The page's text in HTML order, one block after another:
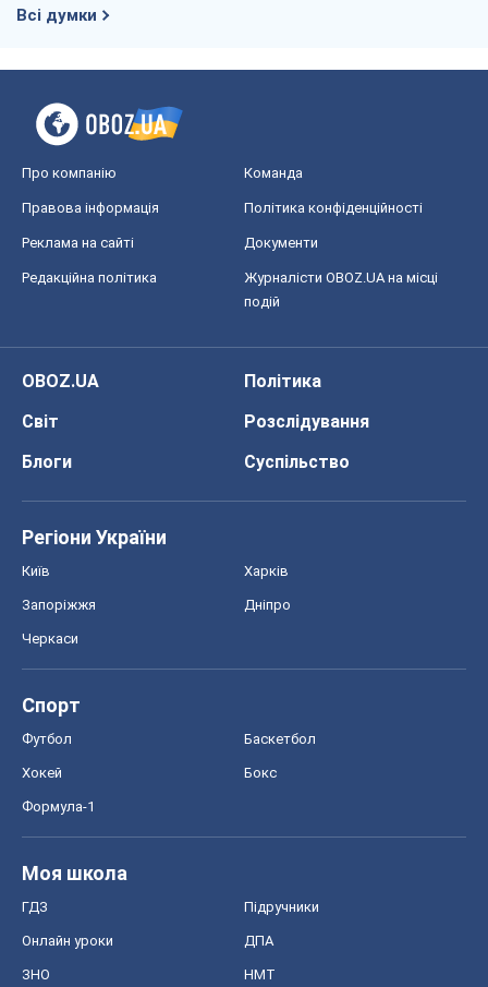
Всі думки
Про компанію Команда
Правова інформація Політика конфіденційності
Реклама на сайті Документи
Редакційна політика
Журналісти OBOZ.UA на місці
подій
OBOZ.UA
Політика
Світ
Розслідування
Блоги
Суспільство
Регіони України
Київ Харків
Запоріжжя Дніпро
Черкаси
Спорт
Футбол Баскетбол
Хокей Бокс
Формула-1
Моя школа
ГДЗ Підручники
Онлайн уроки ДПА
ЗНО НМТ